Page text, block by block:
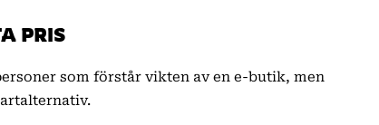
PRIS
som förstår vikten av en e-butik, men